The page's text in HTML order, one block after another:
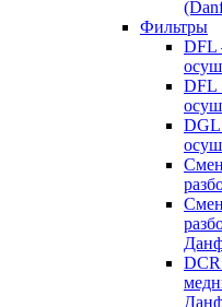
Фильтры
DFL